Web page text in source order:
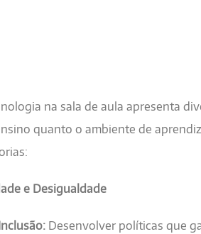
na sala de aula apresenta
quanto o ambiente de
e Desigualdade
Desenvolver políticas que